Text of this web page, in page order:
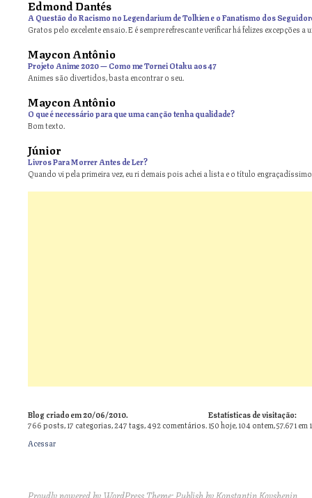
Edmond Dantés
A Questão do Racismo no Legendarium de Tolkien e o Fanatismo dos
Gratos pelo excelente ensaio. E é sempre refrescante verificar há felizes excepções a
Maycon Antônio
Projeto Anime 2020 — Como me Tornei Otaku aos 47
Animes são divertidos, basta encontrar o seu.
Maycon Antônio
O que é necessário para que uma canção tenha qualidade?
Bom texto.
Júnior
Livros Para Morrer Antes de Ler?
Quando vi pela primeira vez, eu ri demais pois achei a lista e o título
Blog criado em 20/06/2010.
766posts,17 categorias,247tags,492comentários.
Estatísticas de visitação:
150 hoje, 104 ontem, 57.671 em
Acessar